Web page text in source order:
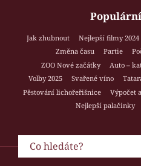
Jak zhubnout Nejlepší filmy 2024
Změna času
Partie
ZOO Nové začátky
Auto –
Volby 2025
Svařené víno
Pěstování lichořeřišnice
Výpočet
Nejlepší palačinky